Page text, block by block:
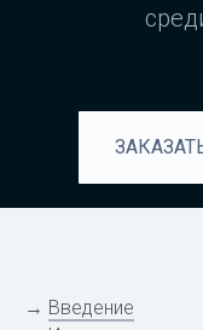
→ Введение